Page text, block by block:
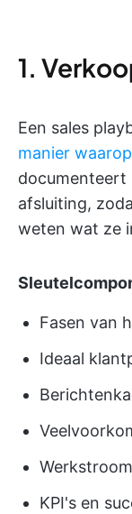
1.
Een sales
manier
documenteert
afsluiting,
weten wat ze
Fasen van
Ideaal
KPI's en